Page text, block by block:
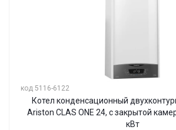
код 5116-6122
Котел конденсационный
Ariston CLAS ONE 24, с закрытой
кВт